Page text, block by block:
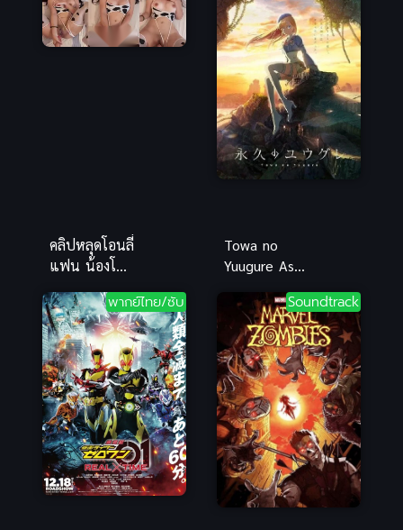
คลิปหลุดโอนลี่
แฟน น้องโซ
ยั่วๆ ขย่มของ
เล่นเด้งเอว
หน้าอ้อน
Towa no
Yuugure Asa
ซับไทย
พากย์ไทย/ซับ Soundtrack